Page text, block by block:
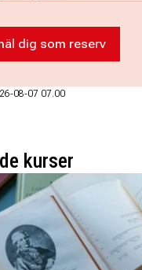
Anmäl dig som
dig som reserv
08-07 07.00
kurser